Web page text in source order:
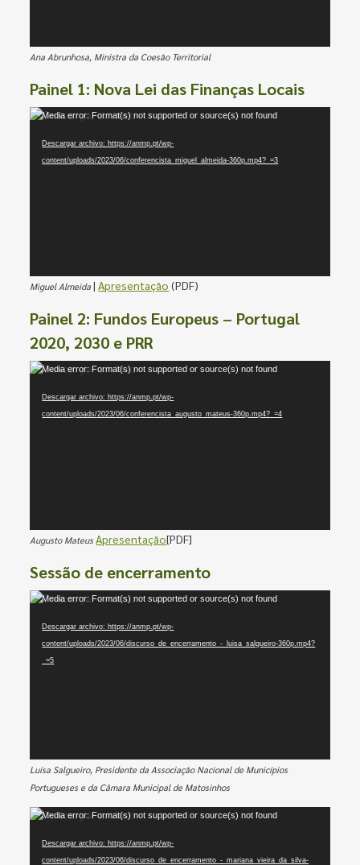
Ana Abrunhosa, Ministra da Coesão Territorial
Painel 1: Nova Lei das Finanças Locais
Reproductor
vídeo
Media error: Format(s) not supported or source(s) not found
Descargar archivo: https://anmp.pt/wp-
content/uploads/2023/06/conferencista_miguel_almeida-360p.mp4?_=3
Miguel Almeida |Apresentação (PDF)
Painel 2: Fundos Europeus – Portugal
2020, 2030 e PRR
Reproductor
vídeo
Media error: Format(s) not supported or source(s) not found
Descargar archivo: https://anmp.pt/wp-
content/uploads/2023/06/conferencista_augusto_mateus-360p.mp4?_=4
Augusto Mateus Apresentação[PDF]
Sessão de encerramento
Reproductor
vídeo
Media error: Format(s) not supported or source(s) not found
Descargar archivo: https://anmp.pt/wp-
content/uploads/2023/06/discurso_de_encerramento_-_luisa_salgueiro-360p.mp4?
_=5
Luísa Salgueiro, Presidente da Associação Nacional de Municípios
Portugueses e da Câmara Municipal de Matosinhos
Reproductor
vídeo
Media error: Format(s) not supported or source(s) not found
Descargar archivo: https://anmp.pt/wp-
content/uploads/2023/06/discurso_de_encerramento_-_mariana_vieira_da_silva-